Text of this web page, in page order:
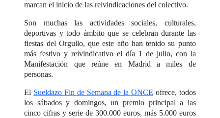
marcan el inicio de las reivindicaciones del colectivo.
Son muchas las actividades sociales, culturales,
deportivas y todo ámbito que se celebran durante las
fiestas del Orgullo, que este año han tenido su punto
más festivo y reivindicativo el día 1 de julio, con la
Manifestación que reúne en Madrid a miles de
personas.
El Sueldazo Fin de Semana de la ONCE ofrece, todos
los sábados y domingos, un premio principal a las
cinco cifras y serie de 300.000 euros, más 5.000 euros